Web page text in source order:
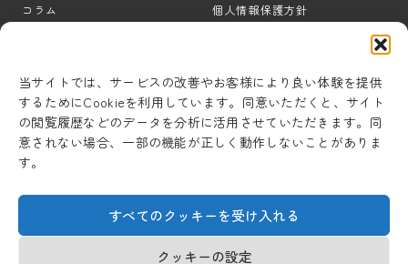
当サイトでは、サービスの改善やお客様により良い体験を提供
するためにCookieを利用しています。同意いただくと、サイト
の閲覧履歴などのデータを分析に活用させていただきます。同
意されない場合、一部の機能が正しく動作しないことがありま
す。
すべてのクッキーを受け入れる
クッキーの設定
コラム
CRM・MAツール選定診断
BigQuery×GTM 相場見積もり
ツール
AI用語集
個人情報保護方針
コンテンツ制作方針
研究・開発方針
セキュリティ対策